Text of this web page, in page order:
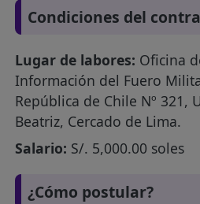
Condiciones del
Lugar de labores: Oficina
Información del Fuero
República de Chile Nº 321,
Beatriz, Cercado de Lima.
Salario: S/. 5,000.00 soles
¿Cómo postular?